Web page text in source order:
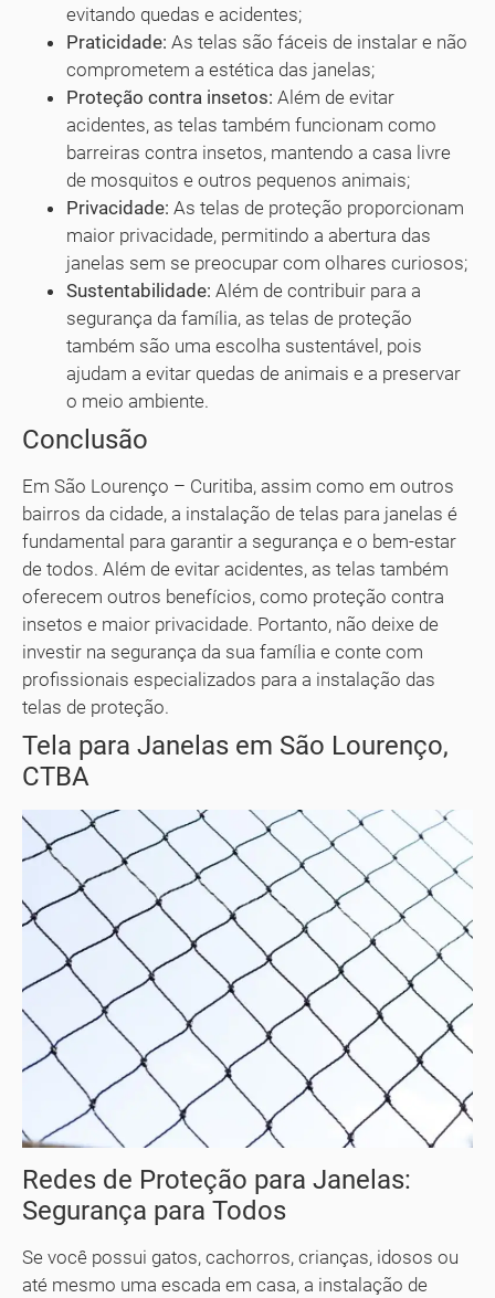
evitando quedas e acidentes;
Praticidade: As telas são fáceis de instalar e não
comprometem a estética das janelas;
Proteção contra insetos: Além de evitar
acidentes, as telas também funcionam como
barreiras contra insetos, mantendo a casa livre
de mosquitos e outros pequenos animais;
Privacidade: As telas de proteção proporcionam
maior privacidade, permitindo a abertura das
janelas sem se preocupar com olhares curiosos;
Sustentabilidade: Além de contribuir para a
segurança da família, as telas de proteção
também são uma escolha sustentável, pois
ajudam a evitar quedas de animais e a preservar
o meio ambiente.
Conclusão
Em São Lourenço – Curitiba, assim como em outros
bairros da cidade, a instalação de telas para janelas é
fundamental para garantir a segurança e o bem-estar
de todos. Além de evitar acidentes, as telas também
oferecem outros benefícios, como proteção contra
insetos e maior privacidade. Portanto, não deixe de
investir na segurança da sua família e conte com
profissionais especializados para a instalação das
telas de proteção.
Tela para Janelas em São Lourenço,
CTBA
Redes de Proteção para Janelas:
Segurança para Todos
Se você possui gatos, cachorros, crianças, idosos ou
até mesmo uma escada em casa, a instalação de